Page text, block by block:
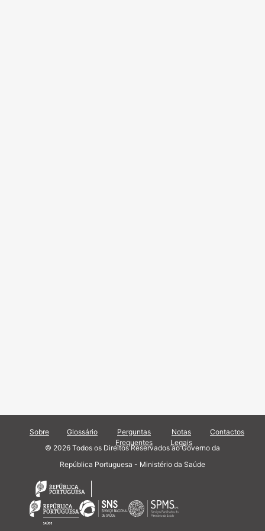
Sobre Glossário
Perguntas
Frequentes
Notas
Legais
Contactos
© 2026 Todos os Direitos Reservados ao Governo da
República Portuguesa - Ministério da Saúde